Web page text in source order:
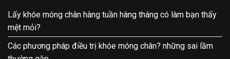
Lấy khóe móng chân hàng tuần hàng tháng có làm bạn thấy
mệt mỏi?
Các phương pháp điều trị khóe móng chân? những sai lầm